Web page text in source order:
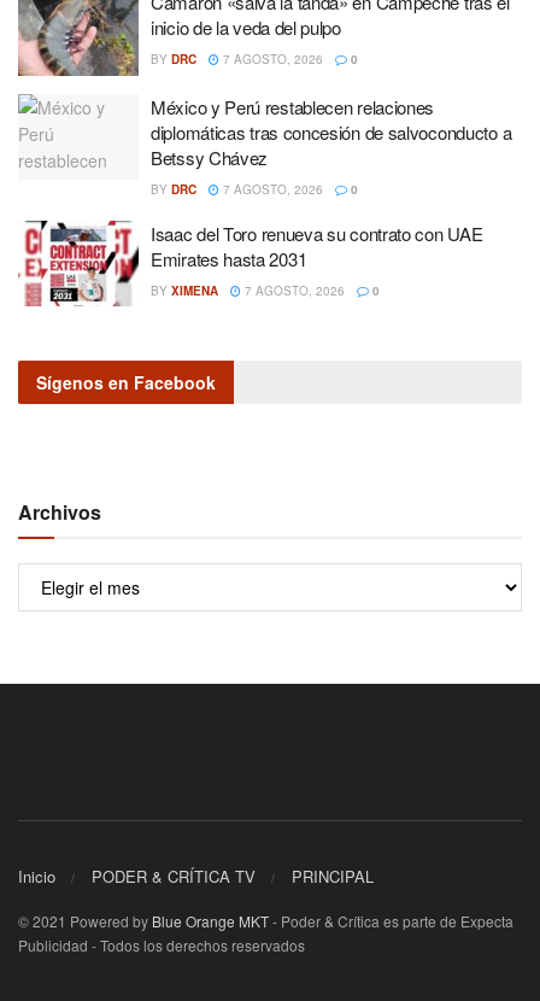
inicio de la veda del pulpo
BY DRC 7 AGOSTO, 2026 0
México y Perú restablecen relaciones
diplomáticas tras concesión de salvoconducto a
Betssy Chávez
BY DRC 7 AGOSTO, 2026 0
Isaac del Toro renueva su contrato con UAE
Emirates hasta 2031
BY XIMENA 7 AGOSTO, 2026 0
Sígenos en Facebook
Archivos
Archivos
Inicio PODER & CRÍTICA TV PRINCIPAL
© 2021 Powered by Blue Orange MKT- Poder & Crítica es parte de Expecta
Publicidad - Todos los derechos reservados